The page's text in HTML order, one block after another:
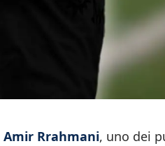
Amir Rrahmani, uno dei